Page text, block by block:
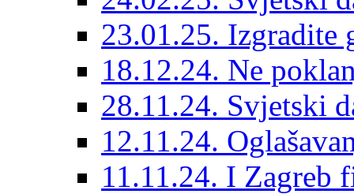
23.01.25. Izgradite
18.12.24. Ne
28.11.24. Svjetski
12.11.24.
11.11.24. I Zagreb